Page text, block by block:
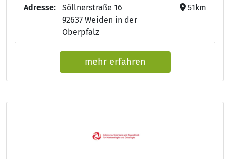
Adresse:
Söllnerstraße 16
92637 Weiden in der
Oberpfalz
51km
mehr erfahren